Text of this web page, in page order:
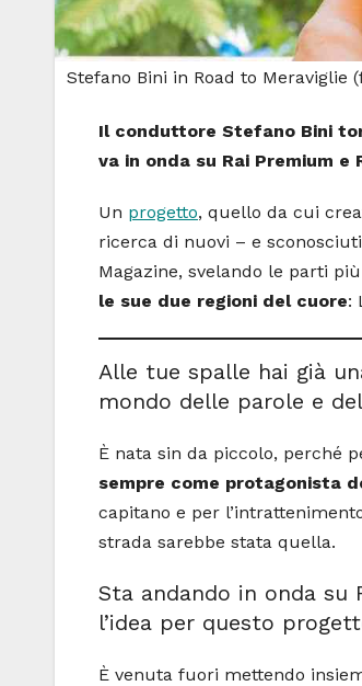
Stefano Bini in Road to
Il conduttore Stefano Bini
va in onda su Rai Premium e
Un progetto, quello da cui
ricerca di nuovi – e
Magazine, svelando le parti
le sue due regioni del cuore:
Alle tue spalle hai già
mondo delle parole e
È nata sin da piccolo, perché
sempre come protagonista
capitano e per
strada sarebbe stata quella.
Sta andando in onda su
l’idea per questo
È venuta fuori mettendo